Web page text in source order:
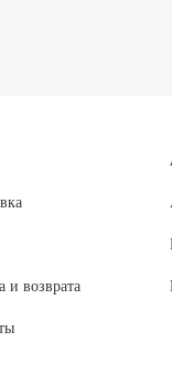
и возврата